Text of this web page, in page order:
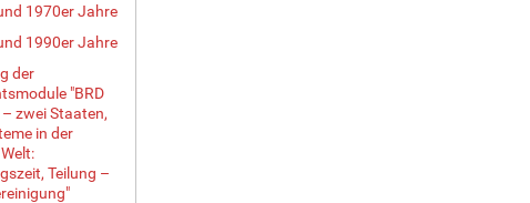
1970er Jahre
1990er Jahre
der
"BRD
– zwei Staaten,
in der
Teilung –